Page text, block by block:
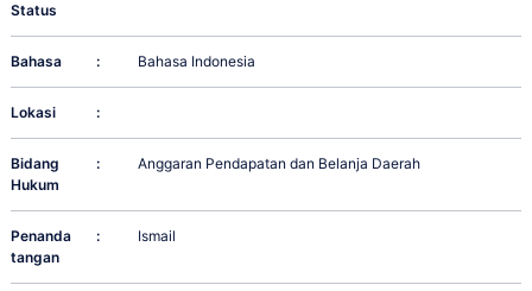
Status
Bahasa : Bahasa Indonesia
Lokasi :
Bidang
Hukum
: Anggaran Pendapatan dan Belanja Daerah
Penanda
tangan
: Ismail